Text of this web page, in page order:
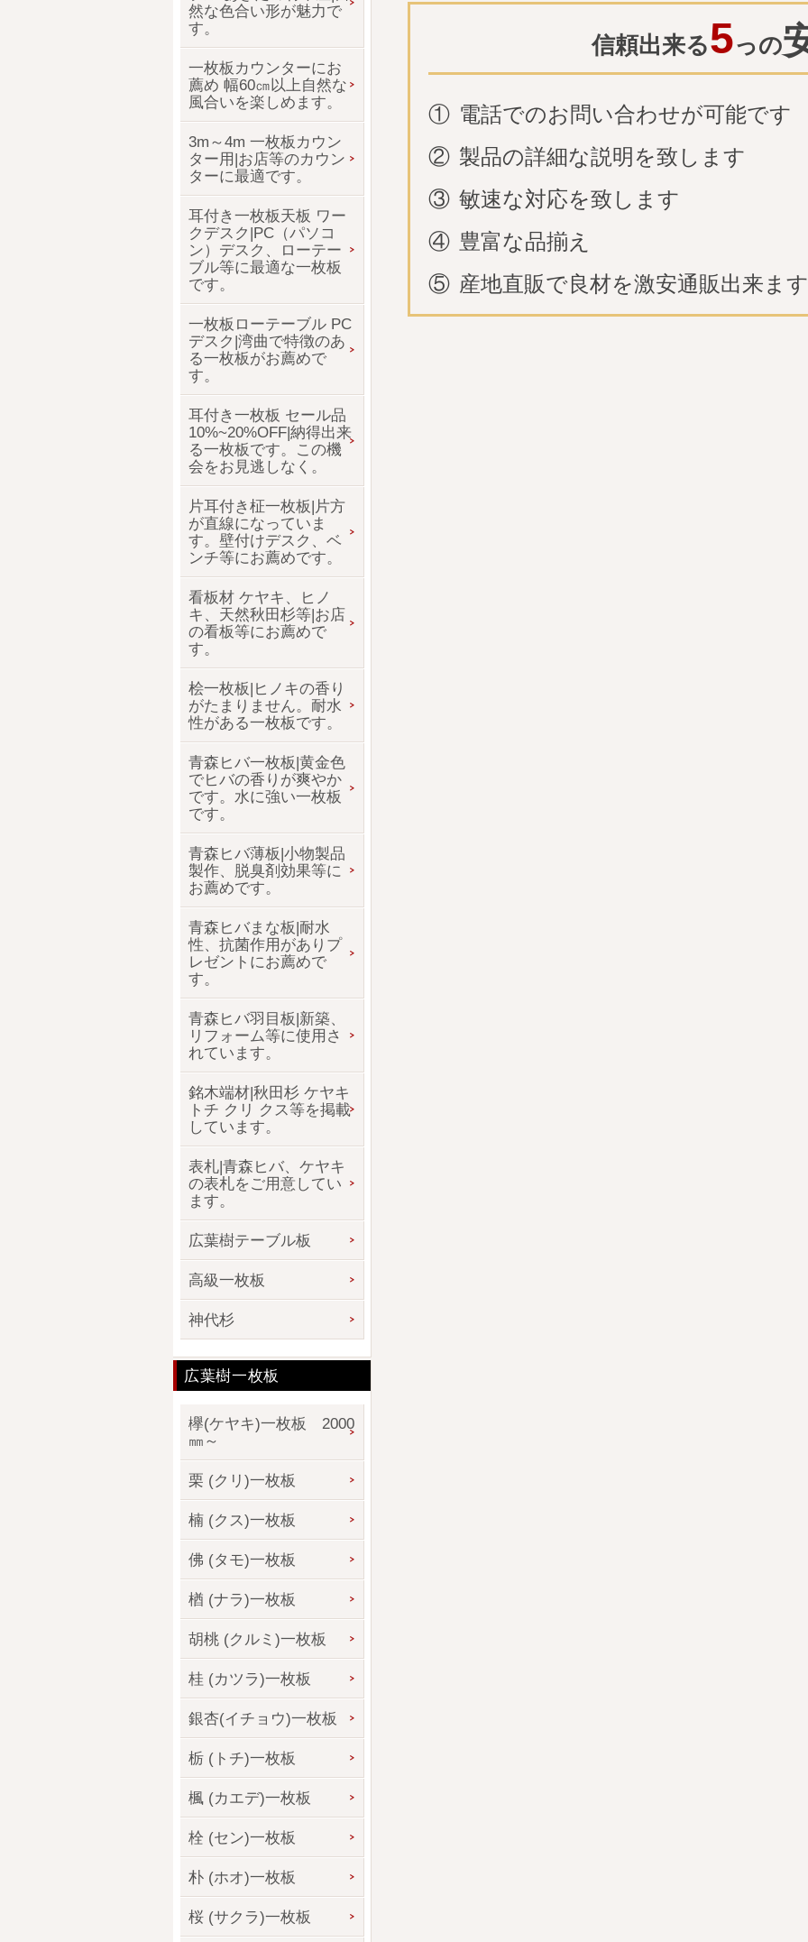
信頼出来る5っの
① 電話でのお問い合わせが可能です
② 製品の詳細な説明を致します
③ 敏速な対応を致します
④ 豊富な品揃え
⑤ 産地直販で良材を激安通販出来ます
然な色合い形が魅力で
す。
一枚板カウンターにお
薦め 幅60㎝以上自然な
風合いを楽しめます。
3m～4m 一枚板カウン
ター用|お店等のカウン
ターに最適です。
耳付き一枚板天板 ワー
クデスク|PC（パソコ
ン）デスク、ローテー
ブル等に最適な一枚板
です。
一枚板ローテーブル PC
デスク|湾曲で特徴のあ
る一枚板がお薦めで
す。
耳付き一枚板 セール品
10%~20%OFF|納得出来
る一枚板です。この機
会をお見逃しなく。
片耳付き柾一枚板|片方
が直線になっていま
す。壁付けデスク、ベ
ンチ等にお薦めです。
看板材 ケヤキ、ヒノ
キ、天然秋田杉等|お店
の看板等にお薦めで
す。
桧一枚板|ヒノキの香り
がたまりません。耐水
性がある一枚板です。
青森ヒバ一枚板|黄金色
でヒバの香りが爽やか
です。水に強い一枚板
です。
青森ヒバ薄板|小物製品
製作、脱臭剤効果等に
お薦めです。
青森ヒバまな板|耐水
性、抗菌作用がありプ
レゼントにお薦めで
す。
青森ヒバ羽目板|新築、
リフォーム等に使用さ
れています。
銘木端材|秋田杉 ケヤキ
トチ クリ クス等を掲載
しています。
表札|青森ヒバ、ケヤキ
の表札をご用意してい
ます。
広葉樹テーブル板
高級一枚板
神代杉
広葉樹一枚板
欅(ケヤキ)一枚板 2000
㎜～
栗 (クリ)一枚板
楠 (クス)一枚板
佛 (タモ)一枚板
楢 (ナラ)一枚板
胡桃 (クルミ)一枚板
桂 (カツラ)一枚板
銀杏(イチョウ)一枚板
栃 (トチ)一枚板
楓 (カエデ)一枚板
栓 (セン)一枚板
朴 (ホオ)一枚板
桜 (サクラ)一枚板